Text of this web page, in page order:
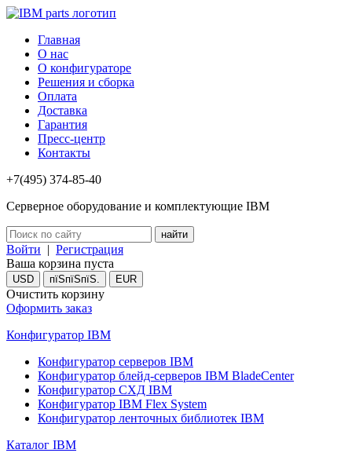
Главная
О нас
О конфигураторе
Решения и сборка
Оплата
Доставка
Гарантия
Пресс-центр
Контакты
+7(495) 374-85-40
Серверное оборудование и комплектующие IBM
Войти | Регистрация
Ваша корзина пуста
USD пїЅпїЅпїЅ. EUR
Очистить корзину
Оформить заказ
Конфигуратор IBM
Конфигуратор серверов IBM
Конфигуратор блейд-серверов IBM BladeCenter
Конфигуратор СХД IBM
Конфигуратор IBM Flex System
Конфигуратор ленточных библиотек IBM
Каталог IBM